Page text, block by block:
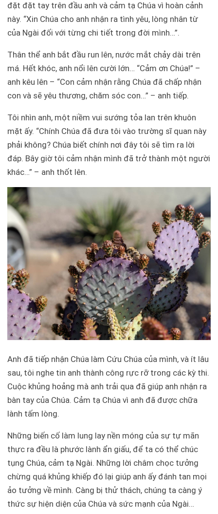
đặt đặt tay trên đầu anh và cảm tạ Chúa vì hoàn cảnh
này. “Xin Chúa cho anh nhận ra tình yêu, lòng nhân từ
của Ngài đối với từng chi tiết trong đời mình…”.
Thân thể anh bắt đầu run lên, nước mắt chảy dài trên
má. Hết khóc, anh nổi lên cười lớn… “Cảm ơn Chúa!” –
anh kêu lên – “Con cảm nhận rằng Chúa đã chấp nhận
con và sẽ yêu thương, chăm sóc con…” – anh tiếp.
Tôi nhìn anh, một niềm vui sướng tỏa lan trên khuôn
mặt ấy. “Chính Chúa đã đưa tôi vào trường sĩ quan này
phải không? Chúa biết chính nơi đây tôi sẽ tìm ra lời
đáp. Bây giờ tôi cảm nhận mình đã trở thành một người
khác…” – anh thốt lên.
Anh đã tiếp nhận Chúa làm Cứu Chúa của mình, và ít lâu
sau, tôi nghe tin anh thành công rực rỡ trong các kỳ thi.
Cuộc khủng hoảng mà anh trải qua đã giúp anh nhận ra
bàn tay của Chúa. Cảm tạ Chúa vì anh đã được chữa
lành tấm lòng.
Những biến cố làm lung lay nền móng của sự tự mãn
thực ra đều là phước lành ẩn giấu, để ta có thể chúc
tụng Chúa, cảm tạ Ngài. Những lời châm chọc tưởng
chừng quá khủng khiếp đó lại giúp anh ấy đánh tan mọi
ảo tưởng về mình. Càng bị thử thách, chúng ta càng ý
thức sự hiện diện của Chúa và sức mạnh của Ngài…